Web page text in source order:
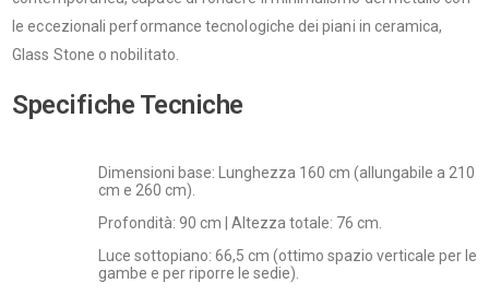
le eccezionali performance tecnologiche dei piani in ceramica,
Glass Stone o nobilitato.
Specifiche Tecniche
Dimensioni base: Lunghezza 160 cm (allungabile a 210
cm e 260 cm).
Profondità: 90 cm | Altezza totale: 76 cm.
Luce sottopiano: 66,5 cm (ottimo spazio verticale per le
gambe e per riporre le sedie).